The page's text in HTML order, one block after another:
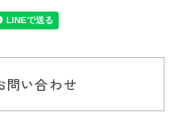
問い合わせ